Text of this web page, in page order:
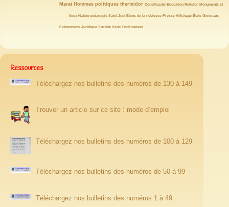
Marat Hommes politiquesthermidorConstituante
14/146 Education
14/146 Religion
13/146 Monuments et
lieux Nation pedagogie Saint-Just Biens de la noblesse Presse
11/146 Affichage
10/146 États Généraux
EvènementsJuridiqueSociété
10/146 Vertu
9/146 Droit naturel
8/146
Ressources
Téléchargez nos bulletins des numéros de 130 à 149
Trouver un article sur ce site : mode d’emploi
Téléchargez nos bulletins des numéros de 100 à 129
Téléchargez nos bulletins des numéros de 50 à 99
Téléchargez nos bulletins des numéros 1 à 49